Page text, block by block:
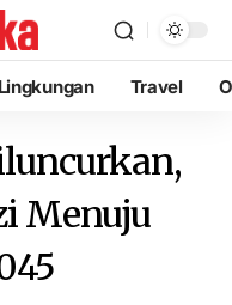
Lingkungan Travel
Menuju